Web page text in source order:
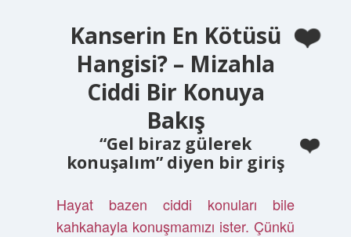
Kanserin En Kötüsü
Hangisi? – Mizahla
Ciddi Bir Konuya
Bakış
“Gel biraz gülerek
konuşalım” diyen bir giriş
Hayat bazen ciddi konuları bile
kahkahayla konuşmamızı ister. Çünkü